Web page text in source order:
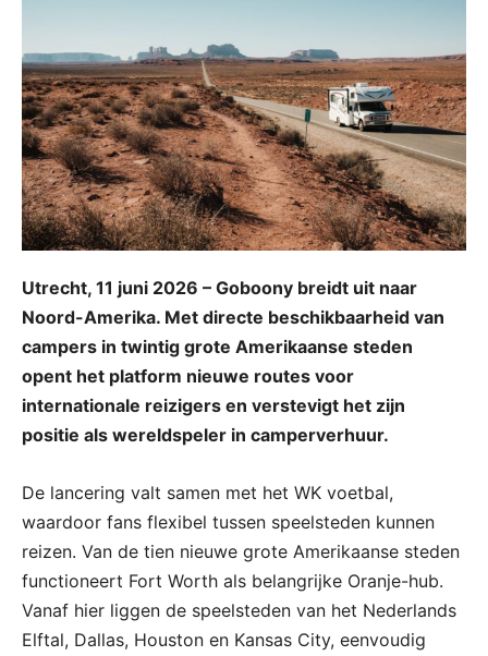
Utrecht, 11 juni 2026 – Goboony breidt uit naar
Noord-Amerika. Met directe beschikbaarheid van
campers in twintig grote Amerikaanse steden
opent het platform nieuwe routes voor
internationale reizigers en verstevigt het zijn
positie als wereldspeler in camperverhuur.
De lancering valt samen met het WK voetbal,
waardoor fans flexibel tussen speelsteden kunnen
reizen. Van de tien nieuwe grote Amerikaanse steden
functioneert Fort Worth als belangrijke Oranje-hub.
Vanaf hier liggen de speelsteden van het Nederlands
Elftal, Dallas, Houston en Kansas City, eenvoudig